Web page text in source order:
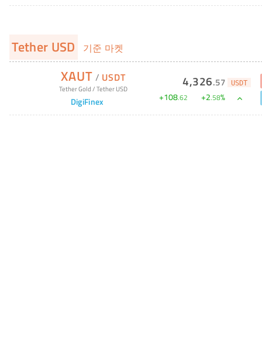
Tether USD 기준 마켓
XAUT / USDT
Tether Gold/Tether USD
DigiFinex
4,326.57 USDT
+108.62 +2.58%